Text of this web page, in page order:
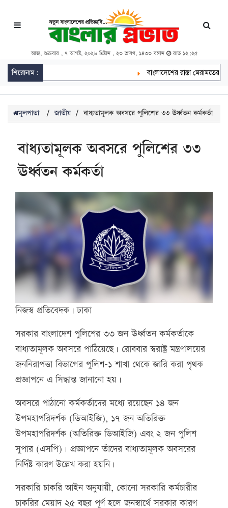
আজ, শুক্রবার , ৭ আগস্ট, ২০২৬ খ্রিষ্টাব্দ , ২৩ শ্রাবণ, ১৪৩৩ বঙ্গাব্দ রাত ১২:২৫
শিরোনাম: বাংলাদেশের রাস্তা মেরামতের
মূলপাতা / জাতীয় / বাধ্যতামূলক অবসরে পুলিশের ৩৩ ঊর্ধ্বতন কর্মকর্তা
বাধ্যতামূলক অবসরে পুলিশের ৩৩
ঊর্ধ্বতন কর্মকর্তা
নিজস্ব প্রতিবেদক | ঢাকা
সরকার বাংলাদেশ পুলিশের ৩৩ জন ঊর্ধ্বতন কর্মকর্তাকে
বাধ্যতামূলক অবসরে পাঠিয়েছে। রোববার স্বরাষ্ট্র মন্ত্রণালয়ের
জননিরাপত্তা বিভাগের পুলিশ-১ শাখা থেকে জারি করা পৃথক
প্রজ্ঞাপনে এ সিদ্ধান্ত জানানো হয়।
অবসরে পাঠানো কর্মকর্তাদের মধ্যে রয়েছেন ১৪ জন
উপমহাপরিদর্শক (ডিআইজি), ১৭ জন অতিরিক্ত
উপমহাপরিদর্শক (অতিরিক্ত ডিআইজি) এবং ২ জন পুলিশ
সুপার (এসপি)। প্রজ্ঞাপনে তাঁদের বাধ্যতামূলক অবসরের
নির্দিষ্ট কারণ উল্লেখ করা হয়নি।
সরকারি চাকরি আইন অনুযায়ী, কোনো সরকারি কর্মচারীর
চাকরির মেয়াদ ২৫ বছর পূর্ণ হলে জনস্বার্থে সরকার কারণ